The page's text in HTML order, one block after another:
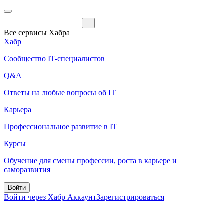
Все сервисы Хабра
Хабр
Сообщество IT-специалистов
Q&A
Ответы на любые вопросы об IT
Карьера
Профессиональное развитие в IT
Курсы
Обучение для смены профессии, роста в карьере и
саморазвития
Войти
Войти через Хабр АккаунтЗарегистрироваться